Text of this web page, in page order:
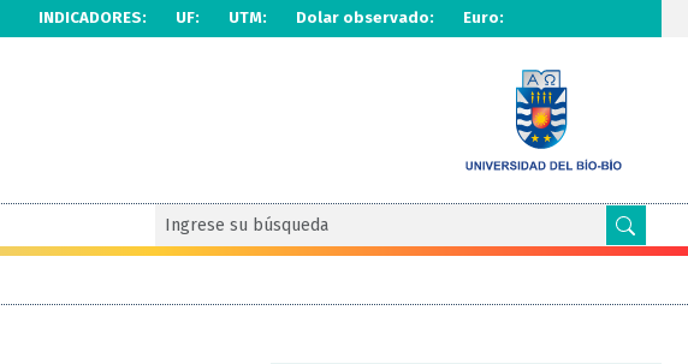
INDICADORES: UF: UTM: Dolar observado: Euro: